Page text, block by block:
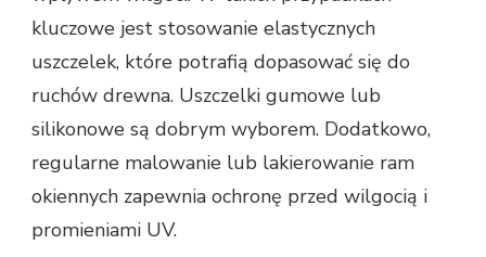
kluczowe jest stosowanie elastycznych
uszczelek, które potrafią dopasować się do
ruchów drewna. Uszczelki gumowe lub
silikonowe są dobrym wyborem. Dodatkowo,
regularne malowanie lub lakierowanie ram
okiennych zapewnia ochronę przed wilgocią i
promieniami UV.